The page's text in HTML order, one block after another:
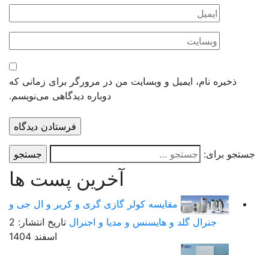
ذخیره نام، ایمیل و وبسایت من در مرورگر برای زمانی که
دوباره دیدگاهی می‌نویسم.
برای:
آخرین پست ها
مقایسه کولر گازی گری و کریر و ال جی و
جنرال گلد و هایسنس و مدیا و اجنرال
تاریخ انتشار: 2
اسفند 1404